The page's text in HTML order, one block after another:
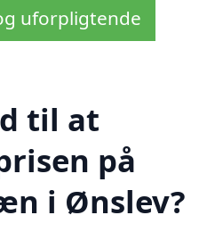
uforpligtende
til at
på
i Ønslev?